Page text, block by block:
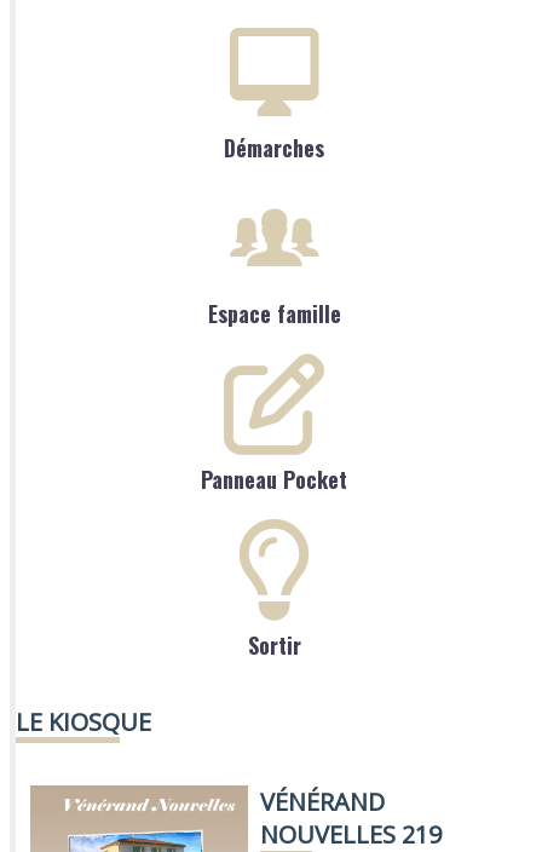
Démarches
Espace famille
Panneau Pocket
Sortir
LE KIOSQUE
VÉNÉRAND
NOUVELLES 219